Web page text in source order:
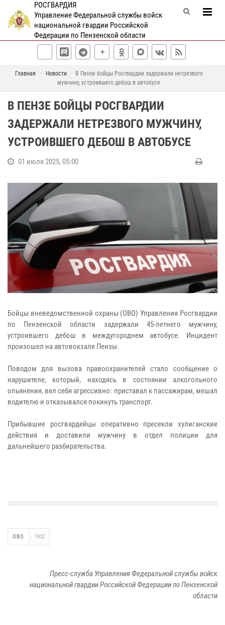
РОСГВАРДИЯ
Управление Федеральной службы войск
национальной гвардии Российской
Федерации по Пензенской области
Главная Новости
В Пензе бойцы Росгвардии задержали нетрезвого
мужчину, устроившего дебош в автобусе
В ПЕНЗЕ БОЙЦЫ РОСГВАРДИИ
ЗАДЕРЖАЛИ НЕТРЕЗВОГО МУЖЧИНУ,
УСТРОИВШЕГО ДЕБОШ В АВТОБУСЕ
01 июля 2025, 05:00
Бойцы вневедомственной охраны (ОВО) Управления Росгвардии
по Пензенской области задержали 45-летнего мужчину,
устроившего дебош в междугороднем автобусе. Инцидент
произошел на автовокзале Пензы.
Поводом для вызова правоохранителей стало сообщение о
нарушителе, который, находясь в состоянии алкогольного
опьянения, вел себя агрессивно: приставал к пассажирам, мешал
водителю и отказывался покинуть транспорт.
Прибывшие росгвардейцы оперативно пресекли хулиганские
действия и доставили мужчину в отдел полиции для
дальнейшего разбирательства.
ОВО 1932
Пресс-служба Управления Федеральной службы войск
национальной гвардии Российской Федерации по Пензенской
области